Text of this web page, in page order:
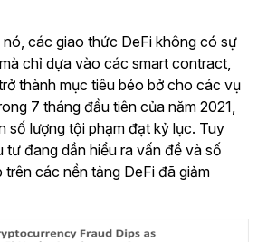
các giao thức DeFi không có sự
chỉ dựa vào các smart contract,
thành mục tiêu béo bở cho các vụ
7 tháng đầu tiên của năm 2021,
số lượng tội phạm đạt kỷ lục. Tuy
tư đang dần hiểu ra vấn đề và số
các nền tảng DeFi đã giảm